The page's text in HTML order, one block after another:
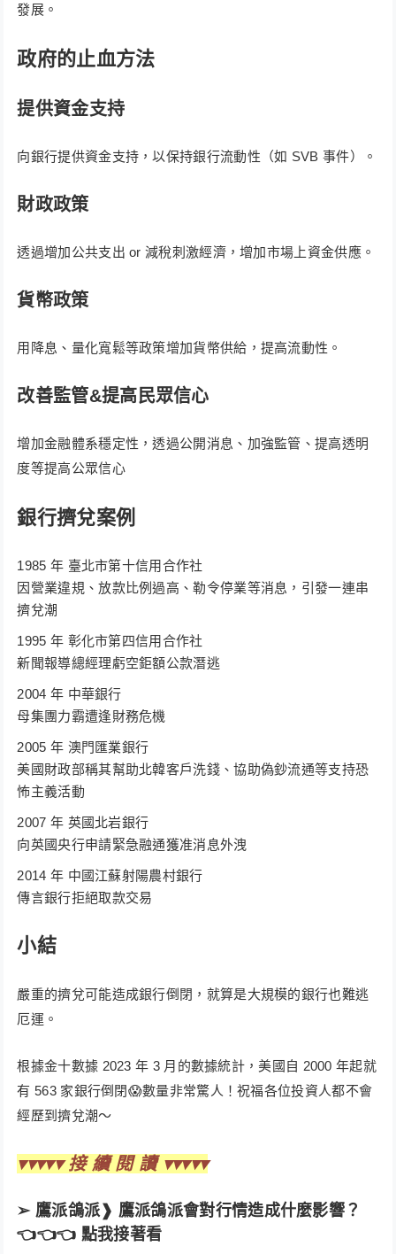
發展。
政府的止血方法
提供資金支持
向銀行提供資金支持，以保持銀行流動性（如 SVB 事件）。
財政政策
透過增加公共支出 or 減稅刺激經濟，增加市場上資金供應。
貨幣政策
用降息、量化寬鬆等政策增加貨幣供給，提高流動性。
改善監管&提高民眾信心
增加金融體系穩定性，透過公開消息、加強監管、提高透明
度等提高公眾信心
銀行擠兌案例
1985 年 臺北市第十信用合作社
因營業違規、放款比例過高、勒令停業等消息，引發一連串
擠兌潮
1995 年 彰化市第四信用合作社
新聞報導總經理虧空鉅額公款潛逃
2004 年 中華銀行
母集團力霸遭逢財務危機
2005 年 澳門匯業銀行
美國財政部稱其幫助北韓客戶洗錢、協助偽鈔流通等支持恐
怖主義活動
2007 年 英國北岩銀行
向英國央行申請緊急融通獲准消息外洩
2014 年 中國江蘇射陽農村銀行
傳言銀行拒絕取款交易
小結
嚴重的擠兌可能造成銀行倒閉，就算是大規模的銀行也難逃
厄運。
根據金十數據 2023 年 3 月的數據統計，美國自 2000 年起就
有 563 家銀行倒閉😱數量非常驚人！祝福各位投資人都不會
經歷到擠兌潮～
▾▾▾▾▾ 接 續 閱 讀 ▾▾▾▾▾
➢ 鷹派鴿派❱ 鷹派鴿派會對行情造成什麼影響？
👈👈👈 點我接著看